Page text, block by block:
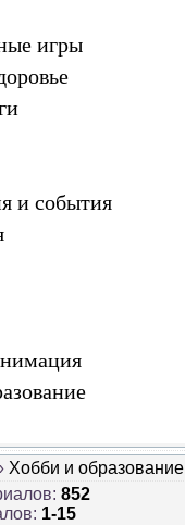
игры
и события
Хобби и образование
: 852
: 1-15